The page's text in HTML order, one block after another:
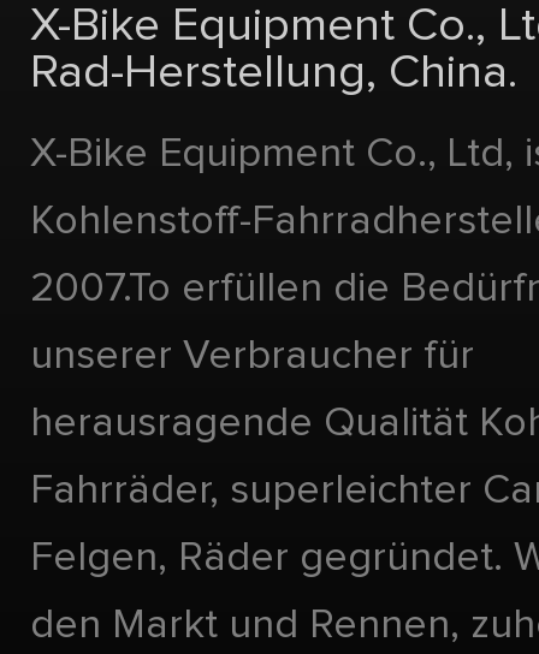
X-Bike Equipment Co.,
Rad-Herstellung, China.
X-Bike Equipment Co., Ltd,
Kohlenstoff-
2007.To erfüllen die
unserer Verbraucher für
herausragende Qualität
Fahrräder, superleichter
Felgen, Räder gegründet.
den Markt und Rennen,